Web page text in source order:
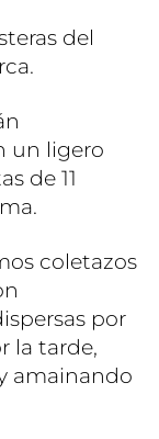
del
un ligero
de 11
coletazos
por
la tarde,
amainando